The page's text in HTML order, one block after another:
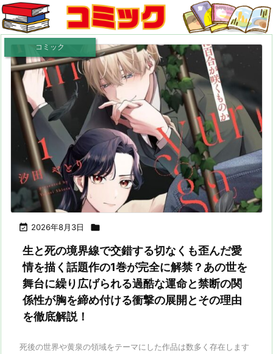
 2026年8月3日 
コミック
生と死の境界線で交錯する切なくも歪んだ愛
情を描く話題作の1巻が完全に解禁？あの世を
舞台に繰り広げられる過酷な運命と禁断の関
係性が胸を締め付ける衝撃の展開とその理由
を徹底解説！
死後の世界や黄泉の領域をテーマにした作品は数多く存在します